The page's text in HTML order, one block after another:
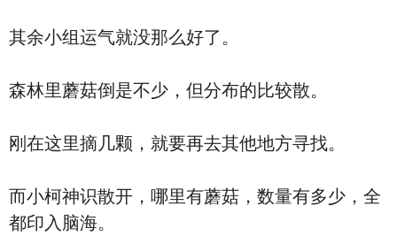
其余小组运气就没那么好了。
森林里蘑菇倒是不少，但分布的比较散。
刚在这里摘几颗，就要再去其他地方寻找。
而小柯神识散开，哪里有蘑菇，数量有多少，全
都印入脑海。